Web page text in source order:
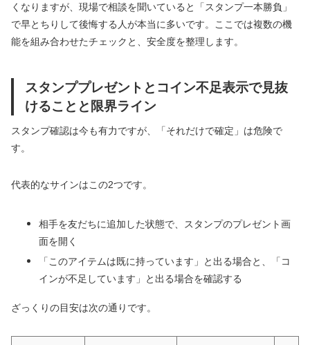
くなりますが、現場で相談を聞いていると「スタンプ一本勝負」
で早とちりして後悔する人が本当に多いです。ここでは複数の機
能を組み合わせたチェックと、安全度を整理します。
スタンププレゼントとコイン不足表示で見抜
けることと限界ライン
スタンプ確認は今も有力ですが、「それだけで確定」は危険で
す。
代表的なサインはこの2つです。
相手を友だちに追加した状態で、スタンプのプレゼント画
面を開く
「このアイテムは既に持っています」と出る場合と、「コ
インが不足しています」と出る場合を確認する
ざっくりの目安は次の通りです。